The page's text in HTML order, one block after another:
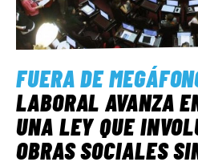
FUERA DE
LABORAL AVANZA
UNA LEY QUE
OBRAS SOCIALES